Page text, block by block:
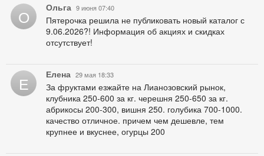
О Ольга 9 июня 07:40
Пятерочка решила не публиковать новый каталог с
9.06.2026?! Информация об акциях и скидках
отсутствует!
Е Елена 29 мая 18:33
За фруктами езжайте на Лианозовский рынок,
клубника 250-600 за кг. черешня 250-650 за кг.
абрикосы 200-300, вишня 250. голубика 700-1000.
качество отличное. причем чем дешевле, тем
крупнее и вкуснее, огурцы 200